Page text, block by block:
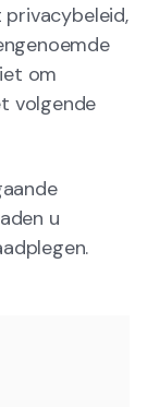
om
volgende
u